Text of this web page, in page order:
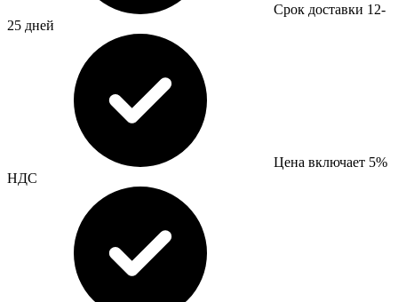
Срок доставки 12-
25 дней
Цена включает 5%
НДС